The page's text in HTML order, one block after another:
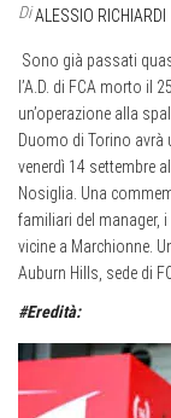
DiALESSIO RICHIARDI
Sono già passati
l’A.D. di FCA morto il
un’operazione alla
Duomo di Torino avrà
venerdì 14 settembre
Nosiglia. Una
familiari del manager,
vicine a Marchionne.
Auburn Hills, sede di
#Eredità: